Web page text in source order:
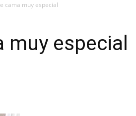
cama muy especial
muy especial